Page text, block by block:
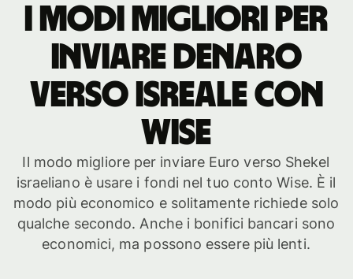
I modi migliori per
inviare denaro
verso Isreale con
WISE
Il modo migliore per inviare Euro verso Shekel
israeliano è usare i fondi nel tuo conto Wise. È il
modo più economico e solitamente richiede solo
qualche secondo. Anche i bonifici bancari sono
economici, ma possono essere più lenti.